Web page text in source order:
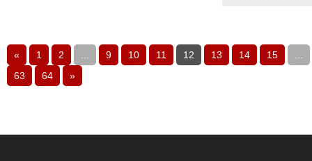
« 1 2 ... 9 10 11 12 13 14 15
...
63
64 »